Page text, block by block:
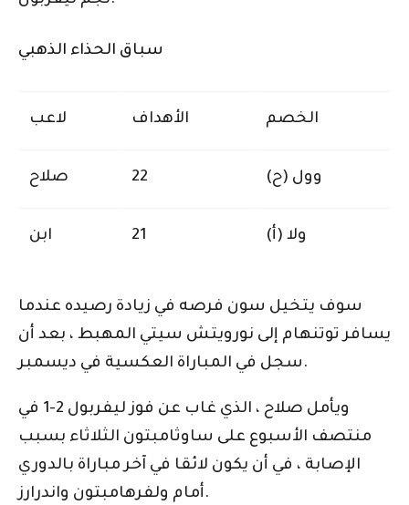
سباق الحذاء الذهبي
لاعب الأهداف الخصم
صلاح 22 وول (ح)
ابن 21 ولا (أ)
سوف يتخيل سون فرصه في زيادة رصيده عندما
يسافر توتنهام إلى نورويتش سيتي المهبط ، بعد أن
سجل في المباراة العكسية في ديسمبر.
ويأمل صلاح ، الذي غاب عن فوز ليفربول 2-1 في
منتصف الأسبوع على ساوثامبتون الثلاثاء بسبب
الإصابة ، في أن يكون لائقا في آخر مباراة بالدوري
أمام ولفرهامبتون واندرارز.